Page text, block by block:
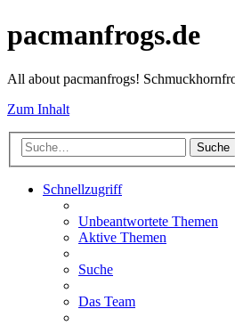
pacmanfrogs.de
All about pacmanfrogs!
Zum Inhalt
Suche
Schnellzugriff
Unbeantwortete Themen
Aktive Themen
Suche
Das Team